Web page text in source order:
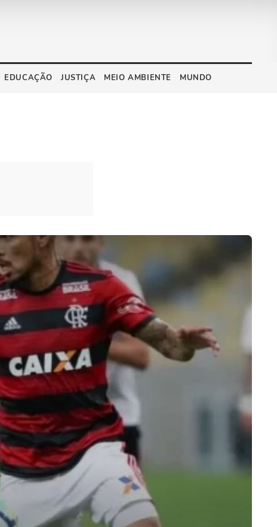
EDUCAÇÃO JUSTIÇA MEIO AMBIENTE MUNDO